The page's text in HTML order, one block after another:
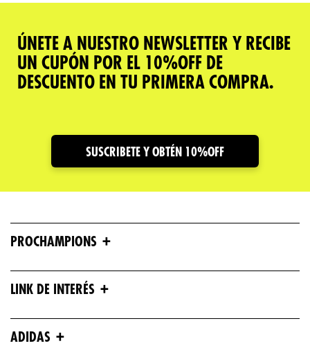
ÚNETE A NUESTRO NEWSLETTER Y RECIBE
UN CUPÓN POR EL 10%OFF DE
DESCUENTO EN TU PRIMERA COMPRA.
SUSCRIBETE Y OBTÉN 10%OFF
PROCHAMPIONS +
LINK DE INTERÉS +
ADIDAS +